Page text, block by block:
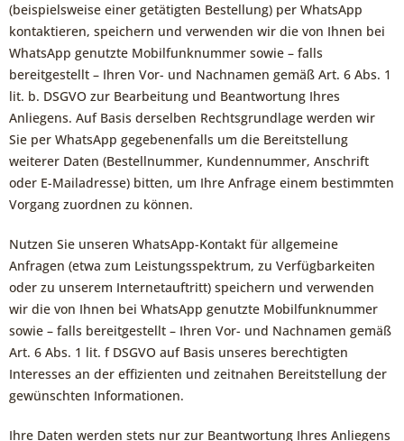
(beispielsweise einer getätigten Bestellung) per WhatsApp
kontaktieren, speichern und verwenden wir die von Ihnen bei
WhatsApp genutzte Mobilfunknummer sowie – falls
bereitgestellt – Ihren Vor- und Nachnamen gemäß Art. 6 Abs. 1
lit. b. DSGVO zur Bearbeitung und Beantwortung Ihres
Anliegens. Auf Basis derselben Rechtsgrundlage werden wir
Sie per WhatsApp gegebenenfalls um die Bereitstellung
weiterer Daten (Bestellnummer, Kundennummer, Anschrift
oder E-Mailadresse) bitten, um Ihre Anfrage einem bestimmten
Vorgang zuordnen zu können.
Nutzen Sie unseren WhatsApp-Kontakt für allgemeine
Anfragen (etwa zum Leistungsspektrum, zu Verfügbarkeiten
oder zu unserem Internetauftritt) speichern und verwenden
wir die von Ihnen bei WhatsApp genutzte Mobilfunknummer
sowie – falls bereitgestellt – Ihren Vor- und Nachnamen gemäß
Art. 6 Abs. 1 lit. f DSGVO auf Basis unseres berechtigten
Interesses an der effizienten und zeitnahen Bereitstellung der
gewünschten Informationen.
Ihre Daten werden stets nur zur Beantwortung Ihres Anliegens